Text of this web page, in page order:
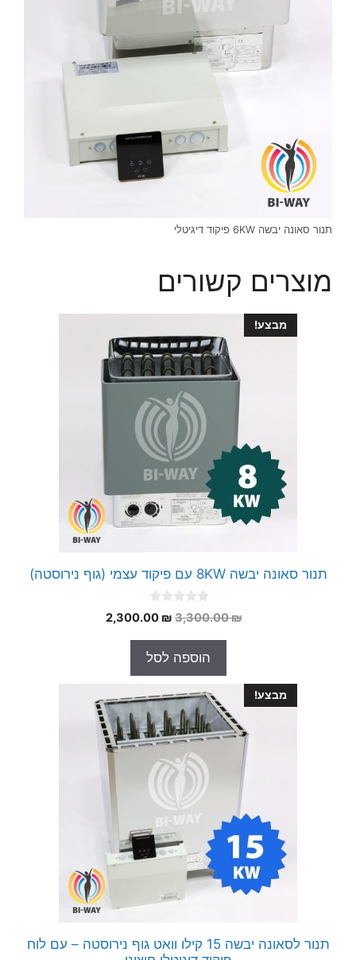
תנור סאונה יבשה 6KW פיקוד דיגיטלי
מוצרים קשורים
מבצע!
תנור סאונה יבשה 8KW עם פיקוד עצמי (גוף נירוסטה)
0
o
o
5
3,300.00₪
המחיר
היה:
3,300.00 ₪.
2,300.00 ₪
המחיר
הוספה לסל
מבצע!
תנור לסאונה יבשה 15 קילו וואט גוף נירוסטה – עם לוח